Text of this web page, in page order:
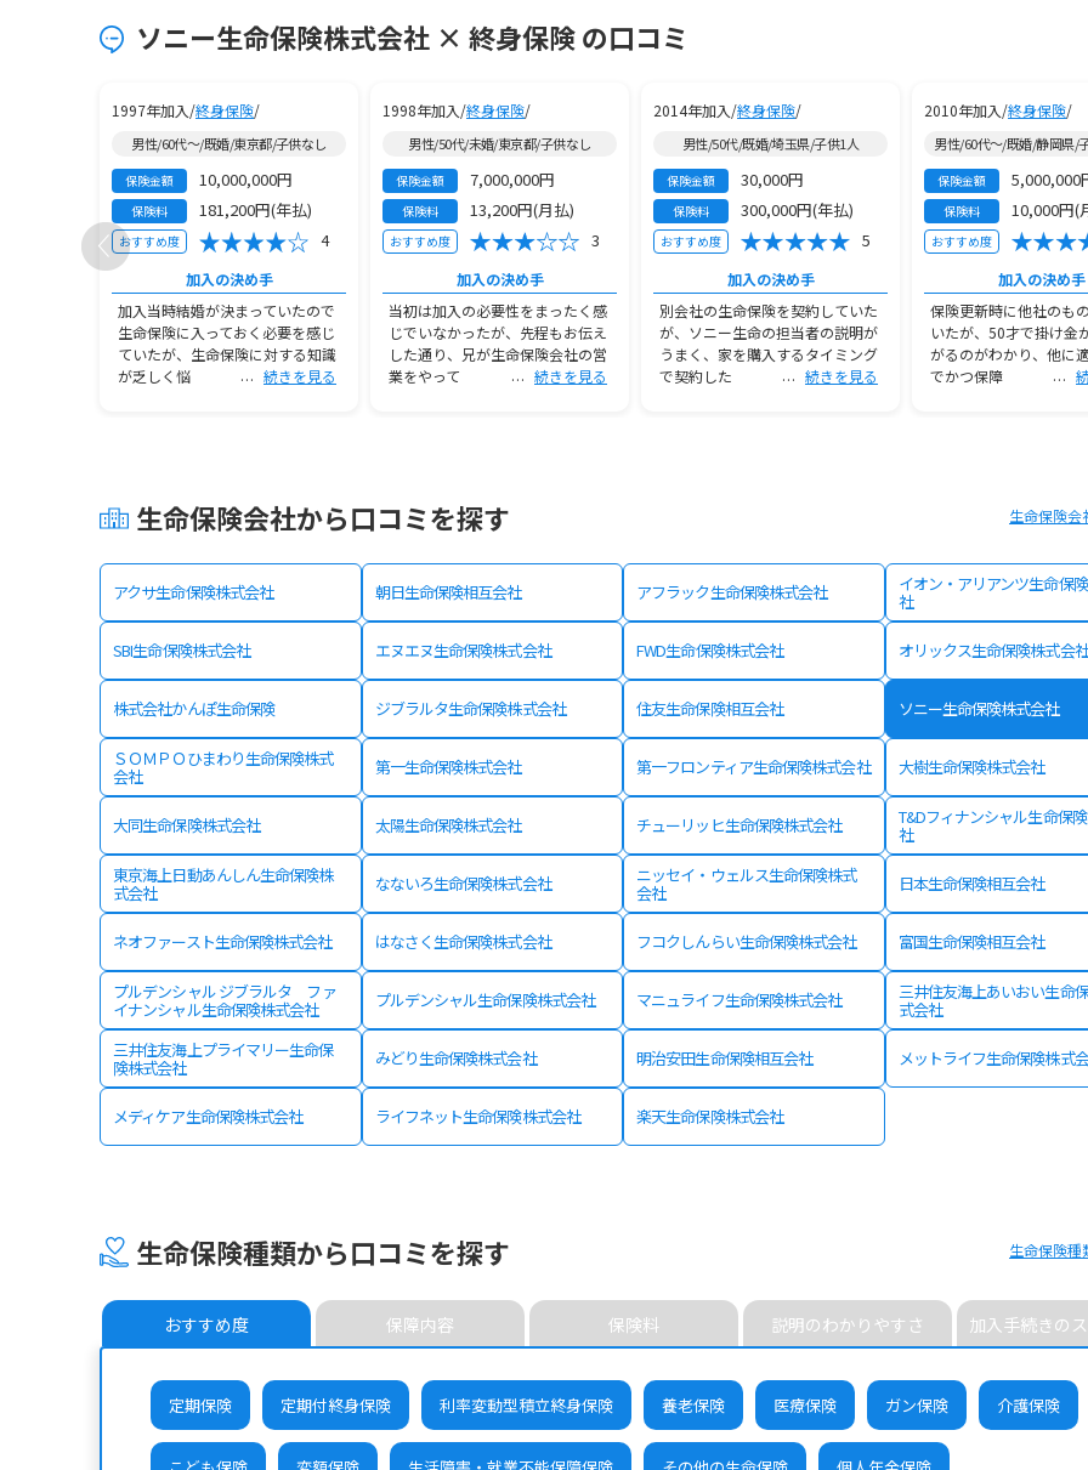
ソニー生命保険株式会社 × 終身保険 の口コミ
1997年加入/終身保険/
男性/60代～/既婚/東京都/子供なし
保険金額 10,000,000円
保険料 181,200円(年払)
おすすめ度 4
加入の決め手
加入当時結婚が決まっていたので
生命保険に入っておく必要を感じ
ていたが、生命保険に対する知識
が乏しく悩
続きを見る
1998年加入/終身保険/
男性/50代/未婚/東京都/子供なし
保険金額 7,000,000円
保険料 13,200円(月払)
おすすめ度 3
加入の決め手
当初は加入の必要性をまったく感
じでいなかったが、先程もお伝え
した通り、兄が生命保険会社の営
業をやって
続きを見る
2014年加入/終身保険/
男性/50代/既婚/埼玉県/子供1人
保険金額 30,000円
保険料 300,000円(年払)
おすすめ度 5
加入の決め手
別会社の生命保険を契約していた
が、ソニー生命の担当者の説明が
うまく、家を購入するタイミング
で契約した
続きを見る
2010年加入/終身保険/
男性/60代～/既婚/静岡県/
保険金額 5,000,000
保険料 10,000円(
おすすめ度
加入の決め手
保険更新時に他社のも
いたが、50才で掛け金
がるのがわかり、他に
でかつ保障
生命保険会社から口コミを探す
アクサ生命保険株式会社 朝日生命保険相互会社 アフラック生命保険株式会社 イオン・アリアンツ生命保
社
SBI生命保険株式会社 エヌエヌ生命保険株式会社 FWD生命保険株式会社 オリックス生命保険株式会社
株式会社かんぽ生命保険 ジブラルタ生命保険株式会社 住友生命保険相互会社 ソニー生命保険株式会社
ＳＯＭＰＯひまわり生命保険株式
会社 第一生命保険株式会社 第一フロンティア生命保険株式会社 大樹生命保険株式会社
大同生命保険株式会社 太陽生命保険株式会社 チューリッヒ生命保険株式会社 T&Dフィナンシャル生命保
社
東京海上日動あんしん生命保険株
式会社 なないろ生命保険株式会社 ニッセイ・ウェルス生命保険株式
会社 日本生命保険相互会社
ネオファースト生命保険株式会社 はなさく生命保険株式会社 フコクしんらい生命保険株式会社 富国生命保険相互会社
プルデンシャル ジブラルタ ファ
イナンシャル生命保険株式会社 プルデンシャル生命保険株式会社 マニュライフ生命保険株式会社 三井住友海上あいおい生命
式会社
三井住友海上プライマリー生命保
険株式会社 みどり生命保険株式会社 明治安田生命保険相互会社 メットライフ生命保険株式
メディケア生命保険株式会社 ライフネット生命保険株式会社 楽天生命保険株式会社
生命保険会
生命保険種類から口コミを探す
おすすめ度 保障内容 保険料 説明のわかりやすさ 加入手続きの
定期保険 定期付終身保険 利率変動型積立終身保険 養老保険 医療保険 ガン保険 介護保険
生命保険種